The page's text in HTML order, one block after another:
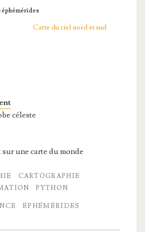
Carte du ciel nord et sud
céleste
une carte du monde
CARTOGRAPHIE
PYTHON
ÉPHÉMÉRIDES